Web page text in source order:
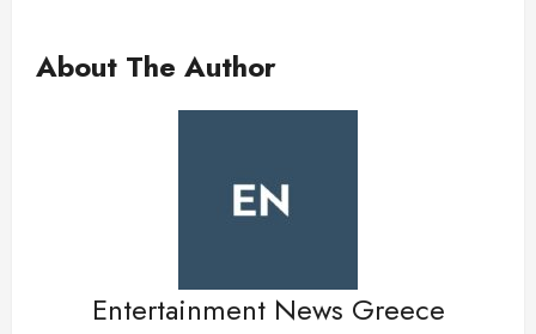
About The Author
Entertainment News Greece